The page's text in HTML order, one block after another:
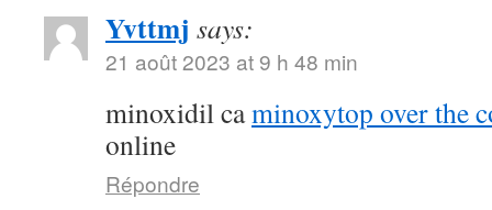
Yvttmj says:
21 août 2023 at 9 h 48 min
minoxidil caminoxytop over the
online
Répondre